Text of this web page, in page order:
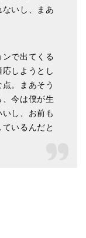
いし、まあ
で出てくる
しようとし
。まあそう
今は僕が生
し、お前も
いるんだと